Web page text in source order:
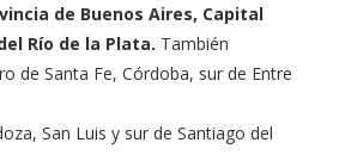
de Buenos Aires, Capital
Río de la Plata. También
de Santa Fe, Córdoba, sur de Entre
San Luis y sur de Santiago del